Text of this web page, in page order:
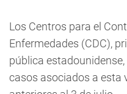
Los Centros para el
Enfermedades (CDC),
pública
casos asociados a esta